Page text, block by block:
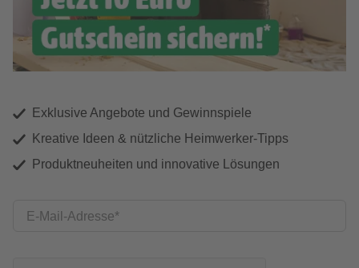
Exklusive Angebote und Gewinnspiele
Kreative Ideen & nützliche Heimwerker-Tipps
Produktneuheiten und innovative Lösungen
E-Mail-Adresse